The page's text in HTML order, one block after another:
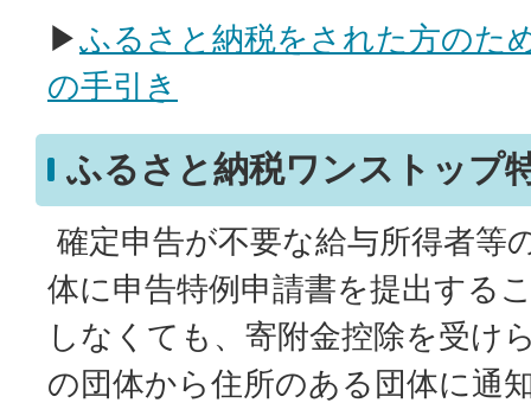
▶ふるさと納税をされた方のた
の手引き
ふるさと納税ワンストップ
確定申告が不要な給与所得者等
体に申告特例申請書を提出する
しなくても、寄附金控除を受け
の団体から住所のある団体に通